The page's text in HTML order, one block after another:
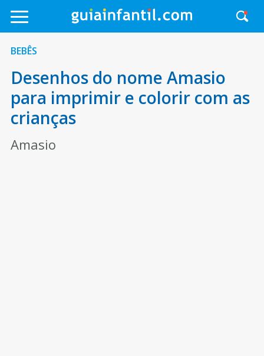
BEBÊS
Desenhos do nome Amasio
para imprimir e colorir com as
crianças
Amasio